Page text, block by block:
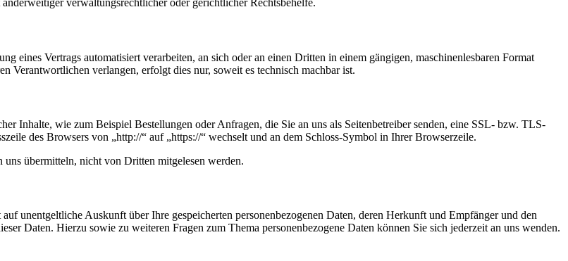
verwaltungsrechtlicher oder gerichtlicher Rechtsbehelfe.
Vertrags automatisiert verarbeiten, an sich oder an einen Dritten in einem gängigen, maschinenlesbaren Format
Verantwortlichen verlangen, erfolgt dies nur, soweit es technisch machbar ist.
Inhalte, wie zum Beispiel Bestellungen oder Anfragen, die Sie an uns als Seitenbetreiber senden, eine SSL- bzw. TLS-
des Browsers von „http://“ auf „https://“ wechselt und an dem Schloss-Symbol in Ihrer Browserzeile.
übermitteln, nicht von Dritten mitgelesen werden.
unentgeltliche Auskunft über Ihre gespeicherten personenbezogenen Daten, deren Herkunft und Empfänger und den
Daten. Hierzu sowie zu weiteren Fragen zum Thema personenbezogene Daten können Sie sich jederzeit an uns wenden.